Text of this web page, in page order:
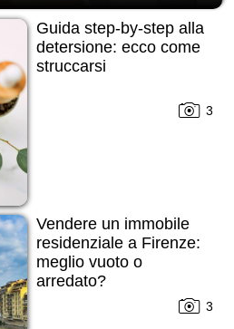
Guida step-by-step alla
detersione: ecco come
struccarsi
3
Vendere un immobile
residenziale a Firenze:
meglio vuoto o
arredato?
3